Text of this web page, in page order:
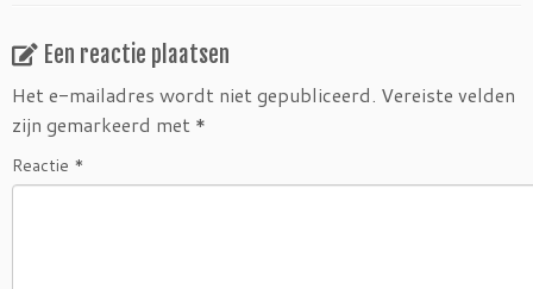
Een reactie plaatsen
Het e-mailadres wordt niet gepubliceerd. Vereiste velden
zijn gemarkeerd met *
Reactie *